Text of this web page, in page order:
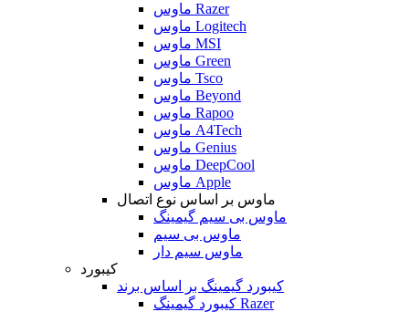
ماوس Razer
ماوس Logitech
ماوس MSI
ماوس Green
ماوس Tsco
ماوس Beyond
ماوس Rapoo
ماوس A4Tech
ماوس Genius
ماوس DeepCool
ماوس Apple
ماوس بر اساس نوع اتصال
ماوس بی سیم گیمینگ
ماوس بی سیم
ماوس سیم دار
کیبورد
کیبورد گیمینگ بر اساس برند
کیبورد گیمینگ Razer